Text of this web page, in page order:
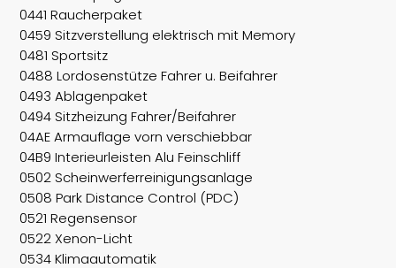
0441 Raucherpaket
0459 Sitzverstellung elektrisch mit Memory
0481 Sportsitz
0488 Lordosenstütze Fahrer u. Beifahrer
0493 Ablagenpaket
0494 Sitzheizung Fahrer/Beifahrer
04AE Armauflage vorn verschiebbar
04B9 Interieurleisten Alu Feinschliff
0502 Scheinwerferreinigungsanlage
0508 Park Distance Control (PDC)
0521 Regensensor
0522 Xenon-Licht
0534 Klimaautomatik